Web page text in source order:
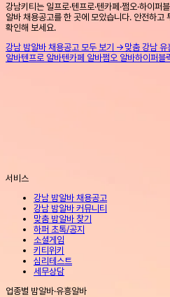
강남키티는 일프로·텐프로·텐카페·쩜오·하이
알바 채용공고를 한 곳에 모았습니다. 안전하고
확인해 보세요.
강남 밤알바 채용공고 모두 보기 → 맞춤 강남 유
알바텐프로 알바텐카페 알바쩜오 알바하이퍼블
서비스
강남 밤알바 채용공고
강남 밤알바 커뮤니티
맞춤 밤알바 찾기
하퍼 초톡/공지
소셜게임
키티위키
심리테스트
세무상담
업종별 밤알바·유흥알바